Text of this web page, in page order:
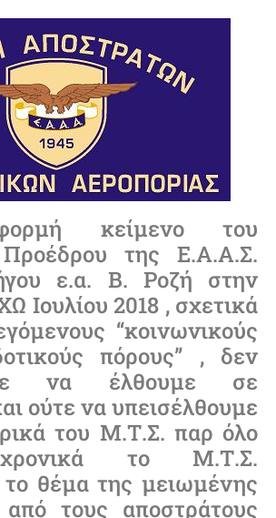
κείμενο του
Προέδρου της Ε.Α.Α.Σ.
ε.α. Β. Ροζή στην
Ιουλίου 2018 , σχετικά
“κοινωνικούς
πόρους” , δεν
να έλθουμε σε
ούτε να υπεισέλθουμε
του Μ.Τ.Σ. παρ όλο
το Μ.Τ.Σ.
θέμα της μειωμένης
από τους αποστράτους